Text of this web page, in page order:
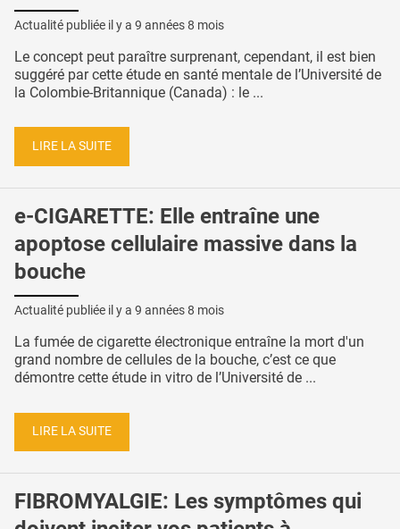
Actualité publiée il y a 9 années 8 mois
Le concept peut paraître surprenant, cependant, il est bien
suggéré par cette étude en santé mentale de l’Université de
la Colombie-Britannique (Canada) : le ...
LIRE LA SUITE
e-CIGARETTE: Elle entraîne une
apoptose cellulaire massive dans la
bouche
Actualité publiée il y a 9 années 8 mois
La fumée de cigarette électronique entraîne la mort d'un
grand nombre de cellules de la bouche, c’est ce que
démontre cette étude in vitro de l’Université de ...
LIRE LA SUITE
FIBROMYALGIE: Les symptômes qui